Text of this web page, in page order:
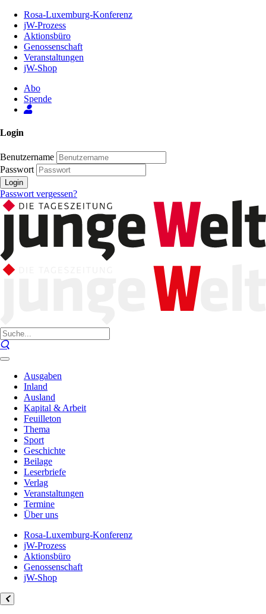
Inhalt
Seite
Rosa-Luxemburg-Konferenz
jW-Prozess
Aktionsbüro
Genossenschaft
Veranstaltungen
jW-Shop
Abo
Spende
Login
Benutzername
Passwort
Login
Passwort vergessen?
Ausgaben
Inland
Ausland
Kapital & Arbeit
Feuilleton
Thema
Sport
Geschichte
Beilage
Leserbriefe
Verlag
Veranstaltungen
Termine
Über uns
Rosa-Luxemburg-Konferenz
jW-Prozess
Aktionsbüro
Genossenschaft
jW-Shop